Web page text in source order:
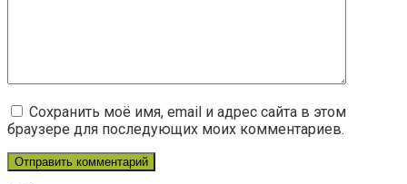
Сохранить моё имя, email и адрес сайта в этом
браузере для последующих моих комментариев.